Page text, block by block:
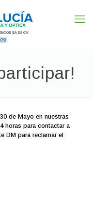
de Mayo en nuestras
horas para contactar a
DM para reclamar el